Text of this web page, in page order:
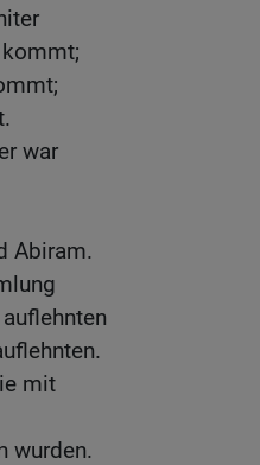
war
Abiram.
mit
wurden.